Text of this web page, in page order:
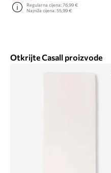
Regularna cijena:76,99 €
Najniža cijena:55,99 €
Otkrijte Casall proizvode